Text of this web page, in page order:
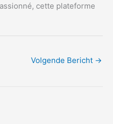
cette plateforme
Volgende Bericht →